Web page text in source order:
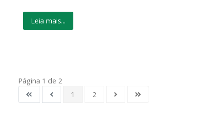
Leia mais...
Página 1 de 2
1
2